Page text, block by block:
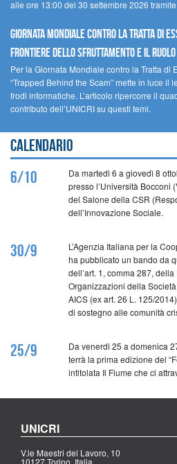
alle ore 13:00 del 30 settembre 2026
GIORNATA MONDIALE CONTRO LA TRATTA DI
FRONTIERE DELLO SFRUTTAMENTO E IL
Per la Giornata Mondiale contro la Tratta di
“Trapped Behind the Scam” mette in luce il
frodi informatiche. L’articolo ripercorre il
contributo dell’UNICRI su questi temi.
Calendario
6/10
Da martedì 6 a giovedì 8
presso l’Università Bocconi
del Salone della CSR
dell’Innovazione Sociale.
30/9
L’Agenzia Italiana per la
ha pubblicato un bando da
dell’art. 1, comma 287,
Organizzazioni della
AICS (ex art. 26 L. 125/
di sostegno alle comunità
25/9
Da venerdì 25 a domenica
terrà la prima edizione del
intitolata Il Fiume che ci
UNICRI
V.le Maestri del Lavoro, 10
10127 Torino, Italia